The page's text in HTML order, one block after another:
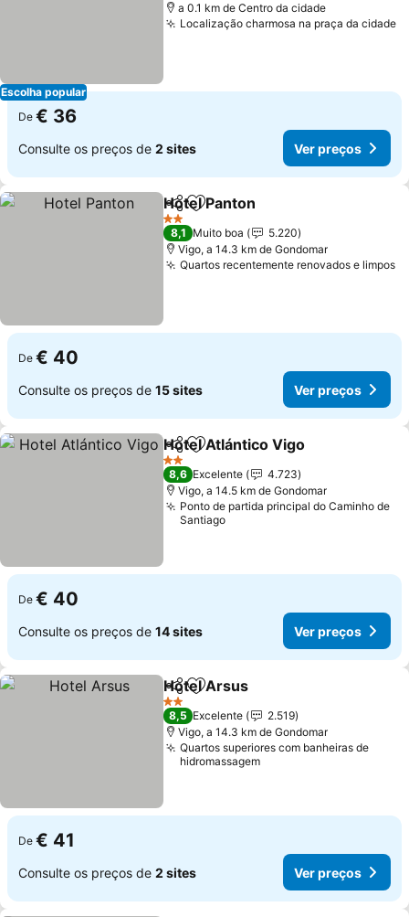
Escolha popular
a 0.1 km de Centro da cidade
Localização charmosa na praça da cidade
De € 36
Consulte os preços de 2 sites Ver preços
PartilharAdicionar aos favoritos
Hotel Panton
2 Estrelas
8,1 Muito boa
5.220
Vigo, a 14.3 km de Gondomar
Quartos recentemente renovados e limpos
De € 40
Consulte os preços de 15 sites Ver preços
PartilharAdicionar aos favoritos
Hotel Atlántico Vigo
2 Estrelas
8,6 Excelente
4.723
Vigo, a 14.5 km de Gondomar
Ponto de partida principal do Caminho de
Santiago
De € 40
Consulte os preços de 14 sites Ver preços
PartilharAdicionar aos favoritos
Hotel Arsus
2 Estrelas
8,5 Excelente
2.519
Vigo, a 14.3 km de Gondomar
Quartos superiores com banheiras de
hidromassagem
De € 41
Consulte os preços de 2 sites Ver preços